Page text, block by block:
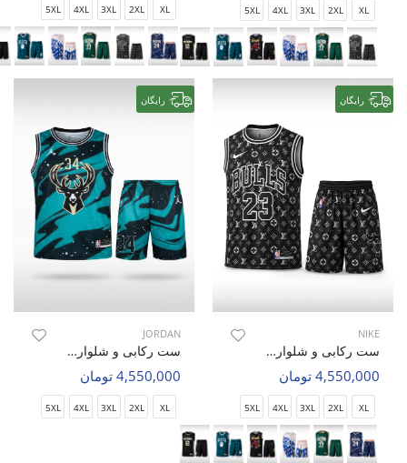
XL
2XL
3XL
4XL
5XL
XL
2XL
3XL
4XL
5XL
رایگان
NIKE
ست رکابی و شلوارک بسکتبال مردانه نایک Nike Hoop Zone M
4,550,000 تومان
XL
2XL
3XL
4XL
5XL
رایگان
JORDAN
ست رکابی و شلوارک بسکتبال مردانه جردن Game Master M
4,550,000 تومان
XL
2XL
3XL
4XL
5XL